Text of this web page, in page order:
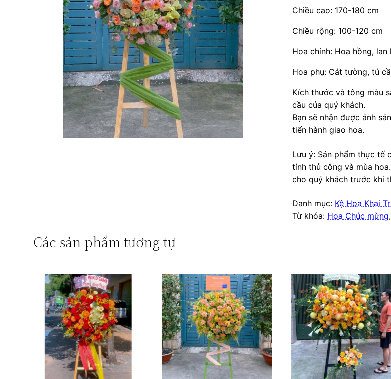
Chiều cao: 170-180 cm
Chiều rộng: 100-120 cm
Hoa chính: Hoa hồng, lan
Hoa phụ: Cát tường, tú
Kích thước và tông màu
cầu của quý khách.
Bạn sẽ nhận được ảnh
tiến hành giao hoa.
Lưu ý: Sản phẩm thực tế
tính thủ công và mùa
cho quý khách trước khi
Danh mục: Kệ Hoa Khai
Từ khóa: Hoa Chúc mừng,
Các sản phẩm tương tự